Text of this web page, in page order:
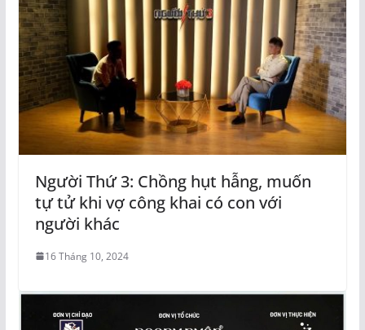
Người Thứ 3: Chồng hụt hẫng, muốn
tự tử khi vợ công khai có con với
người khác
16 Tháng 10, 2024